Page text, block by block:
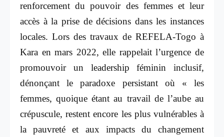
renforcement du pouvoir des femmes et leur
accès à la prise de décisions dans les instances
locales. Lors des travaux de REFELA-Togo à
Kara en mars 2022, elle rappelait l’urgence de
promouvoir un leadership féminin inclusif,
dénonçant le paradoxe persistant où « les
femmes, quoique étant au travail de l’aube au
crépuscule, restent encore les plus vulnérables à
la pauvreté et aux impacts du changement